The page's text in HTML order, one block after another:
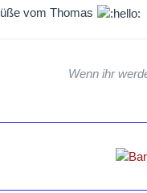
vom Thomas
Wenn ihr